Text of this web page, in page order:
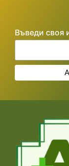
Въведи своя